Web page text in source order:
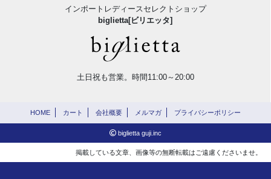
インポートレディースセレクトショップ
biglietta[ビリエッタ]
土日祝も営業。時間11:00～20:00
HOME カート 会社概要 メルマガ プライバシーポリシー
biglietta guji.inc
掲載している文章、画像等の無断転載はご遠慮くださいませ。